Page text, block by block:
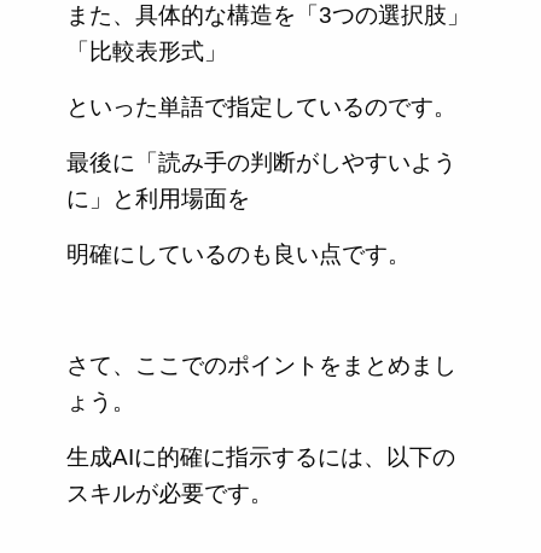
また、具体的な構造を「3つの選択肢」
「比較表形式」
といった単語で指定しているのです。
最後に「読み手の判断がしやすいよう
に」と利用場面を
明確にしているのも良い点です。
さて、ここでのポイントをまとめまし
ょう。
生成AIに的確に指示するには、以下の
スキルが必要です。